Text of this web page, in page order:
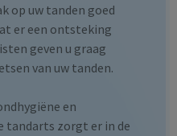
op uw tanden goed
er een ontsteking
geven u graag
van uw tanden.
en
tandarts zorgt er in de